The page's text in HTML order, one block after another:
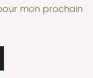
mon prochain